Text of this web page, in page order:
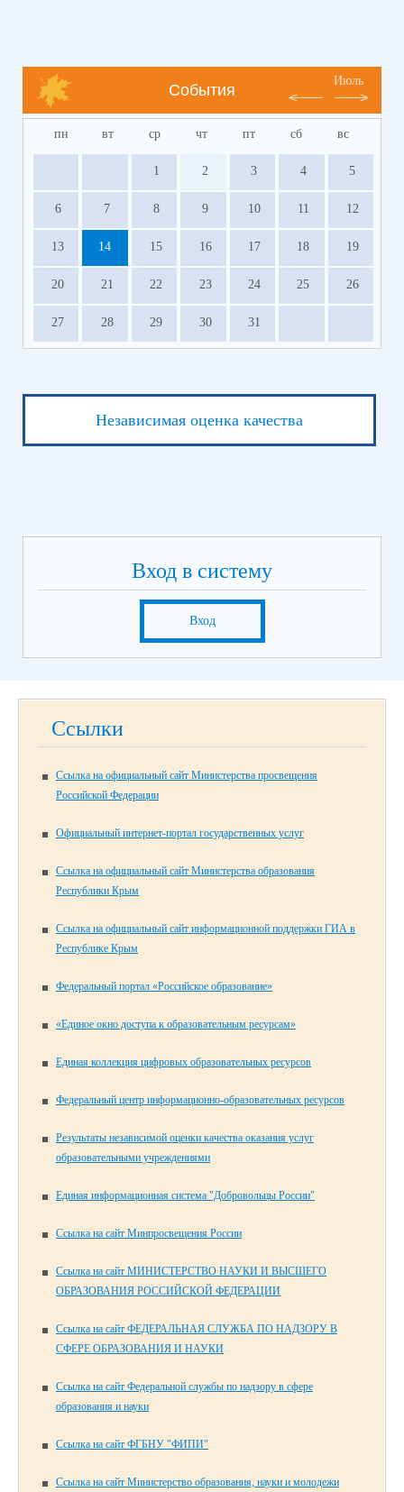
События
Июль
пн вт ср чт пт сб вс
1 2 3 4 5
6 7 8 9 10 11 12
13 14 15 16 17 18 19
20 21 22 23 24 25 26
27 28 29 30 31
Независимая оценка качества
Вход в систему
Вход
Ссылки
Ссылка на официальный сайт Министерства просвещения
Российской Федерации
Официальный интернет-портал государственных услуг
Ссылка на официальный сайт Министерства образования
Республики Крым
Ссылка на официальный сайт информационной поддержки ГИА в
Республике Крым
Федеральный портал «Российское образование»
«Единое окно доступа к образовательным ресурсам»
Единая коллекция цифровых образовательных ресурсов
Федеральный центр информационно-образовательных ресурсов
Результаты независимой оценки качества оказания услуг
образовательными учреждениями
Единая информационная система "Добровольцы России"
Ссылка на сайт Минпросвещения России
Ссылка на сайт МИНИСТЕРСТВО НАУКИ И ВЫСШЕГО
ОБРАЗОВАНИЯ РОССИЙСКОЙ ФЕДЕРАЦИИ
Ссылка на сайт ФЕДЕРАЛЬНАЯ СЛУЖБА ПО НАДЗОРУ В
СФЕРЕ ОБРАЗОВАНИЯ И НАУКИ
Ссылка на сайт Федеральной службы по надзору в сфере
образования и науки
Ссылка на сайт ФГБНУ "ФИПИ"
Ссылка на сайт Министерство образования, науки и молодежи